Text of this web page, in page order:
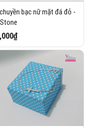
bạc nữ mặt đá đỏ -